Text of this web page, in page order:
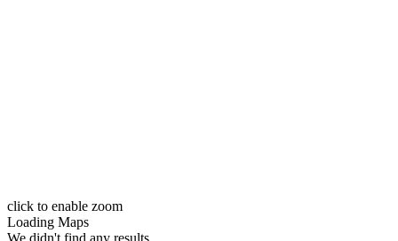
click to enable zoom
Loading Maps